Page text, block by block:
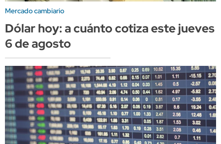
Mercado cambiario
Dólar hoy: a cuánto cotiza este jueves
6 de agosto